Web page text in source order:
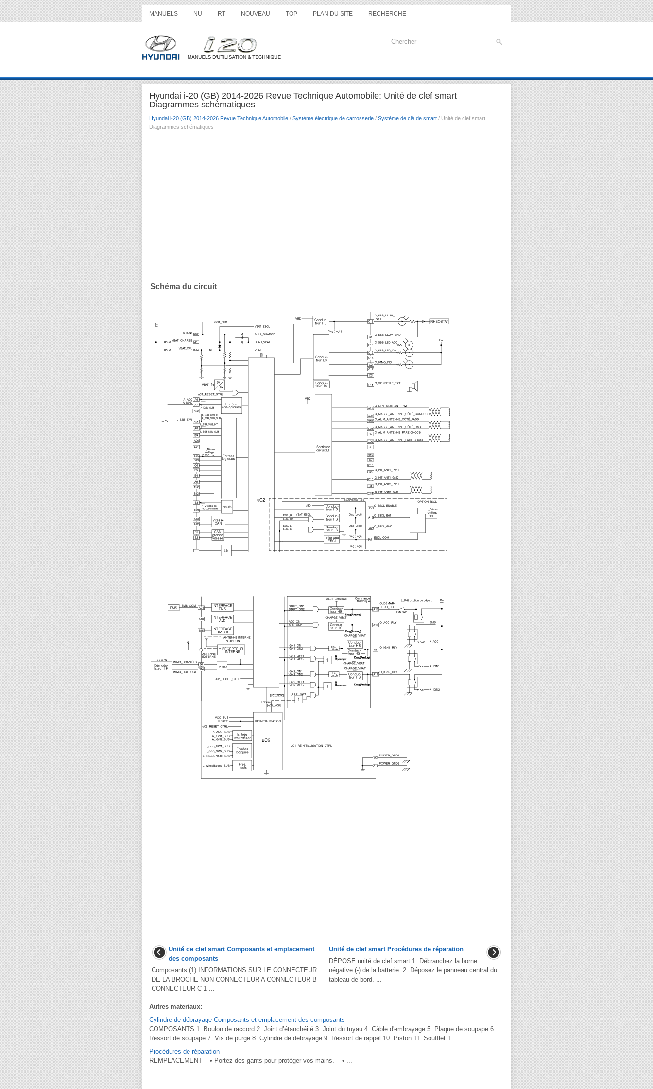
MANUELS NU RT NOUVEAU TOP PLAN DU SITE RECHERCHE
Hyundai i-20 (GB) 2014-2026 Revue Technique Automobile: Unité de clef smart
Diagrammes schématiques
Hyundai i-20 (GB) 2014-2026 Revue Technique Automobile / Système électrique de carrosserie / Système de clé de smart / Unité de clef smart
Diagrammes schématiques
Schéma du circuit
Unité de clef smart Composants et emplacement
des composants
Composants (1) INFORMATIONS SUR LE CONNECTEUR
DE LA BROCHE NON CONNECTEUR A CONNECTEUR B
CONNECTEUR C 1 ...
Unité de clef smart Procédures de réparation
DÉPOSE unité de clef smart 1. Débranchez la borne
négative (-) de la batterie. 2. Déposez le panneau central du
tableau de bord. ...
Autres materiaux:
Cylindre de débrayage Composants et emplacement des composants
COMPOSANTS 1. Boulon de raccord 2. Joint d’étanchéité 3. Joint du tuyau 4. Câble d'embrayage 5. Plaque de soupape 6.
Ressort de soupape 7. Vis de purge 8. Cylindre de débrayage 9. Ressort de rappel 10. Piston 11. Soufflet 1 ...
Procédures de réparation
REMPLACEMENT • Portez des gants pour protéger vos mains. • ...